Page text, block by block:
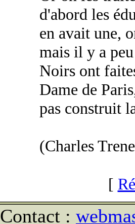
d'abord les
en avait une,
mais il y a
Noirs ont
Dame de
pas construit
(Charles
[
Contact :